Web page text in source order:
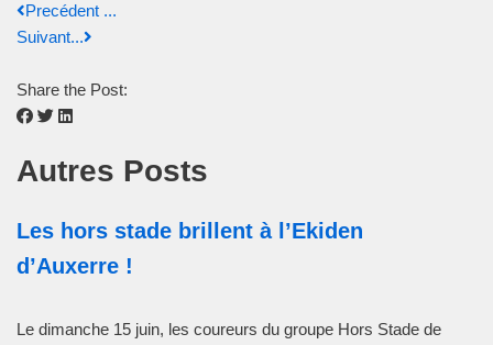
Precédent ...
Suivant...
Share the Post:
Autres Posts
Les hors stade brillent à l’Ekiden
d’Auxerre !
Le dimanche 15 juin, les coureurs du groupe Hors Stade de